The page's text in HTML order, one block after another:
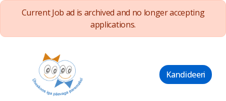
Current Job ad is archived and no longer accepting
applications.
Kandideeri